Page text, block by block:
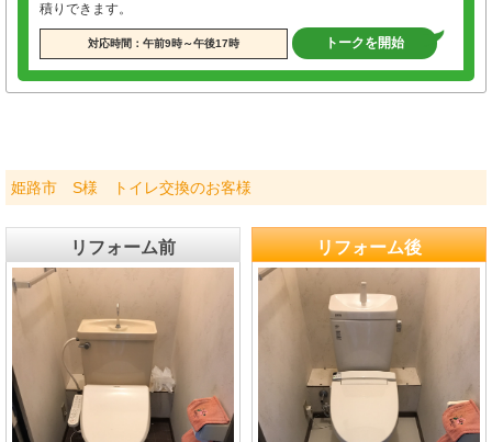
積りできます。
対応時間：午前9時～午後17時 トークを開始
姫路市 S様 トイレ交換のお客様
リフォーム前 リフォーム後